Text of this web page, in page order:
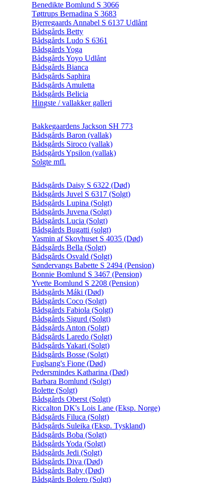
Benedikte Bomlund S 3066
Tøttrups Bernadina S 3683
Bjerregaards Annabel S 6137 Udlånt
Bådsgårds Betty
Bådsgårds Ludo S 6361
Bådsgårds Yoga
Bådsgårds Yoyo Udlånt
Bådsgårds Bianca
Bådsgårds Saphira
Bådsgårds Amuletta
Bådsgårds Belicia
Hingste / vallakker galleri
Bakkegaardens Jackson SH 773
Bådsgårds Baron (vallak)
Bådsgårds Siroco (vallak)
Bådsgårds Ypsilon (vallak)
Solgte mfl.
Bådsgårds Daisy S 6322 (Død)
Bådsgårds Juvel S 6317 (Solgt)
Bådsgårds Lupina (Solgt)
Bådsgårds Juvena (Solgt)
Bådsgårds Lucia (Solgt)
Bådsgårds Bugatti (solgt)
Yasmin af Skovhuset S 4035 (Død)
Bådsgårds Bella (Solgt)
Bådsgårds Osvald (Solgt)
Søndervangs Babette S 2494 (Pension)
Bonnie Bomlund S 3467 (Pension)
Yvette Bomlund S 2208 (Pension)
Bådsgårds Máki (Død)
Bådsgårds Coco (Solgt)
Bådsgårds Fabiola (Solgt)
Bådsgårds Sigurd (Solgt)
Bådsgårds Anton (Solgt)
Bådsgårds Laredo (Solgt)
Bådsgårds Yakari (Solgt)
Bådsgårds Bosse (Solgt)
Fuglsang's Fione (Død)
Pedersmindes Katharina (Død)
Barbara Bomlund (Solgt)
Bolette (Solgt)
Bådsgårds Oberst (Solgt)
Riccalton DK's Lois Lane (Eksp. Norge)
Bådsgårds Filuca (Solgt)
Bådsgårds Suleika (Eksp. Tyskland)
Bådsgårds Boba (Solgt)
Bådsgårds Yoda (Solgt)
Bådsgårds Jedi (Solgt)
Bådsgårds Diva (Død)
Bådsgårds Baby (Død)
Bådsgårds Bolero (Solgt)